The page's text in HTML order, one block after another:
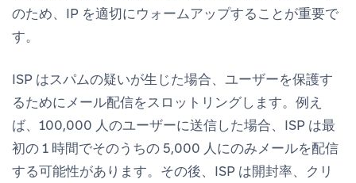
のため、IP を適切にウォームアップすることが重要で
す。
ISP はスパムの疑いが生じた場合、ユーザーを保護す
るためにメール配信をスロットリングします。例え
ば、100,000 人のユーザーに送信した場合、ISP は最
初の 1 時間でそのうちの 5,000 人にのみメールを配信
する可能性があります。その後、ISP は開封率、クリ